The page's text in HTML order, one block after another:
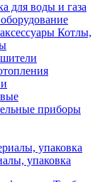
для воды и газа
Котлы,
приборы
упаковка